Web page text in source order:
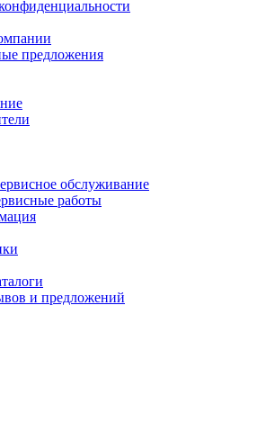
предложения
обслуживание
работы
и предложений